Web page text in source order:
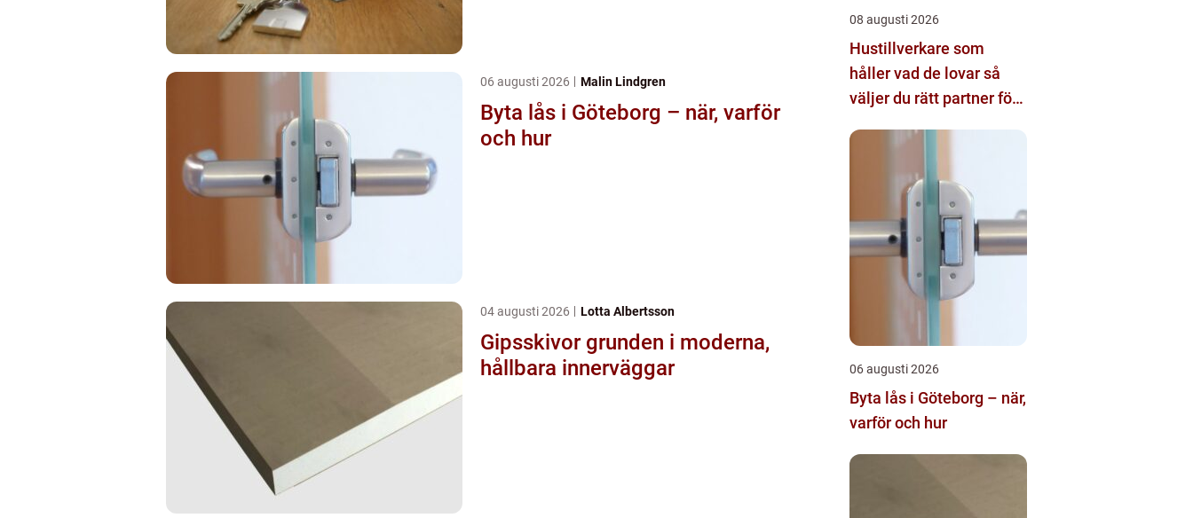
06 augusti 2026 Malin Lindgren
Byta lås i Göteborg – när, varför
och hur
04 augusti 2026 Lotta Albertsson
Gipsskivor grunden i moderna,
hållbara innerväggar
08 augusti 2026
Hustillverkare som
håller vad de lovar så
väljer du rätt partner för
06 augusti 2026
Byta lås i Göteborg – när,
varför och hur